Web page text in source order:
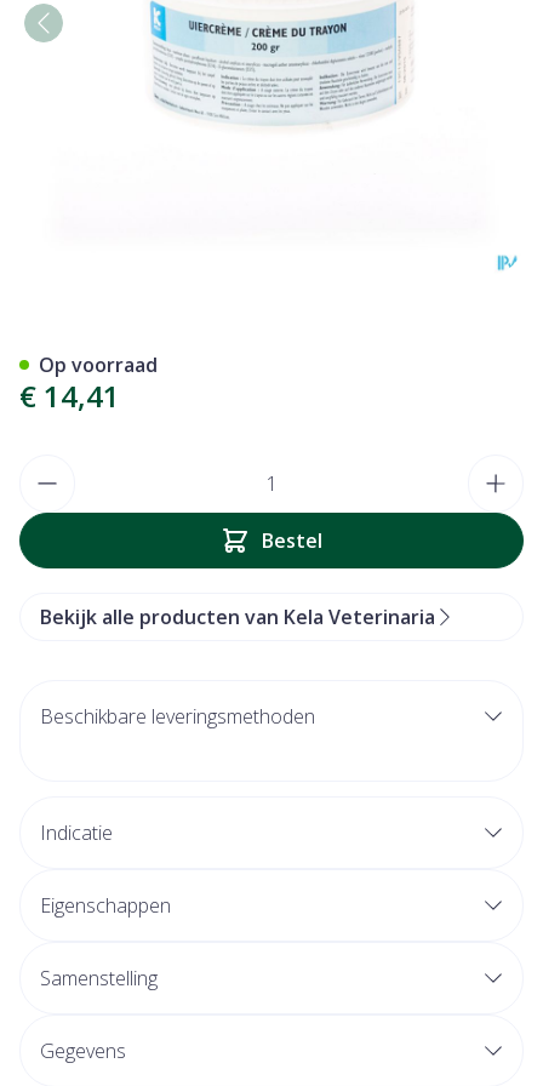
€ 14,41
Bestel
Op voorraad
Bekijk alle producten van Kela Veterinaria
Beschikbare leveringsmethoden
Indicatie
Eigenschappen
Samenstelling
Gegevens